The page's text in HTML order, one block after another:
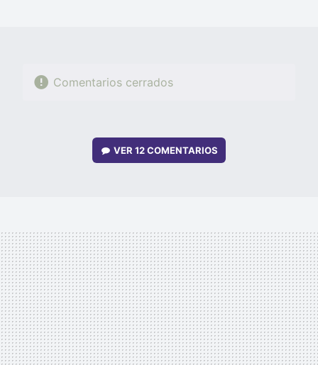
Comentarios cerrados
VER12 COMENTARIOS